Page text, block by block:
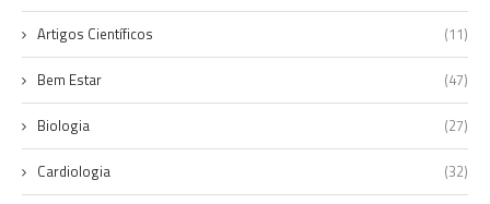
Artigos Científicos (11)
Bem Estar (47)
Biologia (27)
Cardiologia (32)